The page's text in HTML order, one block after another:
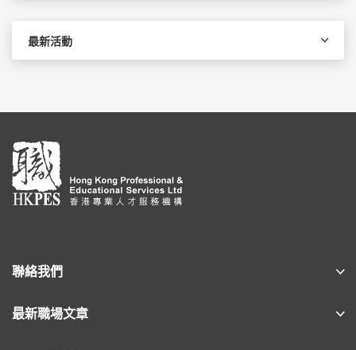
最新活動
聯絡我們
最新職場文章